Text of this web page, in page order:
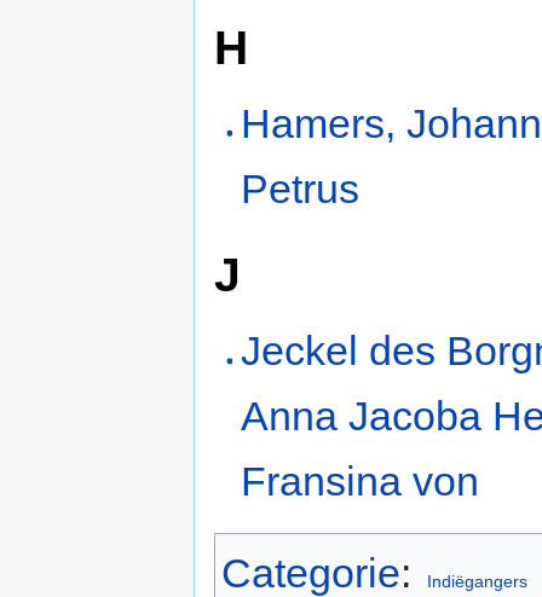
H
Hamers,
Petrus
J
Jeckel des
Anna Jacoba
Fransina von
Categorie: Indiëgangers